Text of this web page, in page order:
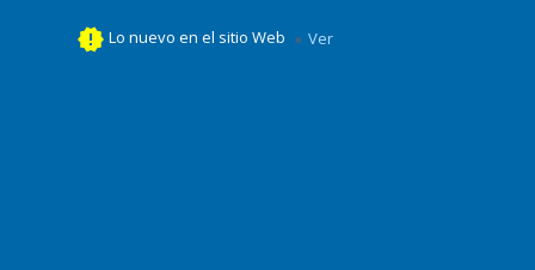
new_releases Lo nuevo en el sitio Web Ver